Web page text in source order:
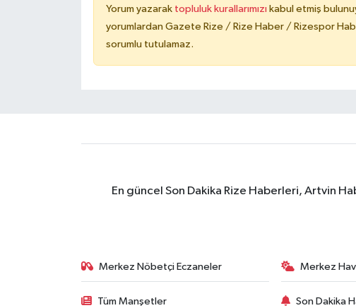
Yorum yazarak topluluk kurallarımızı kabul etmiş
yorumlardan Gazete Rize / Rize Haber / Rizespor
sorumlu tutulamaz.
En güncel Son Dakika Rize Haberleri, Artvin
Merkez Nöbetçi Eczaneler Merkez
Tüm Manşetler Son Dakika